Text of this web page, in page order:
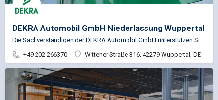
DEKRA Automobil GmbH Niederlassung Wuppertal
+49 202 266370
Wittener Straße 316, 42279 Wuppertal, DE